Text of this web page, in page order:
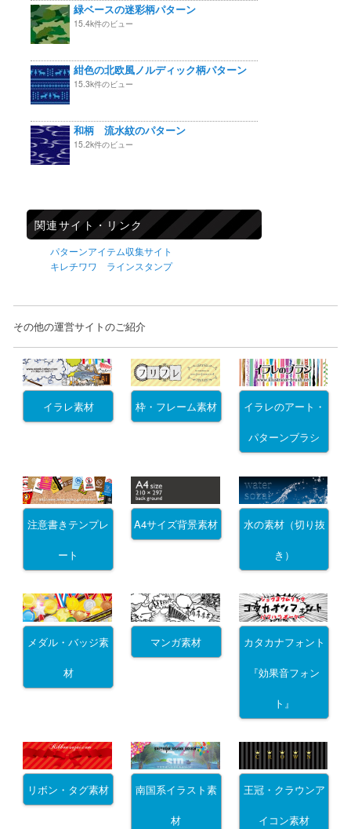
緑ベースの迷彩柄パターン
15.4k件のビュー
紺色の北欧風ノルディック柄パターン
15.3k件のビュー
和柄 流水紋のパターン
15.2k件のビュー
関連サイト・リンク
パターンアイテム収集サイト
キレチワワ ラインスタンプ
その他の運営サイトのご紹介
イラレ素材 枠・フレーム素材 イラレのアート・
パターンブラシ
注意書きテンプレ
ート
A4サイズ背景素材 水の素材（切り抜
き）
メダル・バッジ素
材
マンガ素材 カタカナフォント
『効果音フォン
ト』
リボン・タグ素材 南国系イラスト素
材
王冠・クラウンア
イコン素材